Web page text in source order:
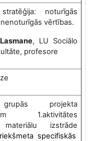
noturīgās
vērtības.
, LU Sociālo
profesore
projekta
1.aktivitātes
materiālu izstrāde
specifiskās